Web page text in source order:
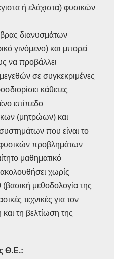
ή ελάχιστα) φυσικών
διανυσμάτων
γινόμενο) και μπορεί
να προβάλλει
σε συγκεκριμένες
κάθετες
επίπεδο
(μητρώων) και
που είναι το
προβλημάτων
μαθηματικό
χωρίς
μεθοδολογία της
τεχνικές για τον
τη βελτίωση της
Θ.Ε.: